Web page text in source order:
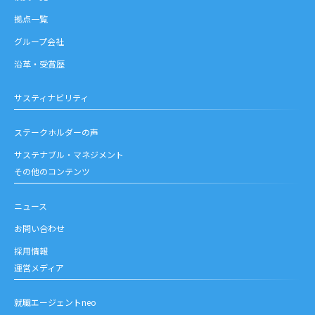
拠点一覧
グループ会社
沿革・受賞歴
サスティナビリティ
ステークホルダーの声
サステナブル・マネジメント
その他のコンテンツ
ニュース
お問い合わせ
採用情報
運営メディア
就職エージェントneo